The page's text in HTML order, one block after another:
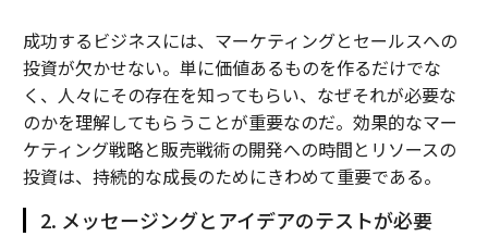
成功するビジネスには、マーケティングとセールスへの
投資が欠かせない。単に価値あるものを作るだけでな
く、人々にその存在を知ってもらい、なぜそれが必要な
のかを理解してもらうことが重要なのだ。効果的なマー
ケティング戦略と販売戦術の開発への時間とリソースの
投資は、持続的な成長のためにきわめて重要である。
2. メッセージングとアイデアのテストが必要